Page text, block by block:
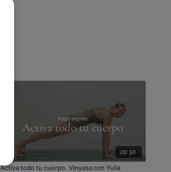
29:30
Activa todo tu cuerpo. Vinyasa con Yulia